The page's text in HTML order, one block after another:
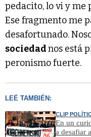
pedacito, lo vi y me
Ese fragmento me
desafortunado.
sociedadnos está
peronismo fuerte.
LEÉ TAMBIÉN:
CLIP
En un
a desafiar